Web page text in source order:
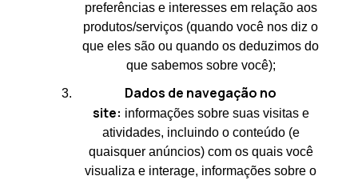
preferências e interesses em relação aos
produtos/serviços (quando você nos diz o
que eles são ou quando os deduzimos do
que sabemos sobre você);
Dados de navegação no
site: informações sobre suas visitas e
atividades, incluindo o conteúdo (e
quaisquer anúncios) com os quais você
visualiza e interage, informações sobre o